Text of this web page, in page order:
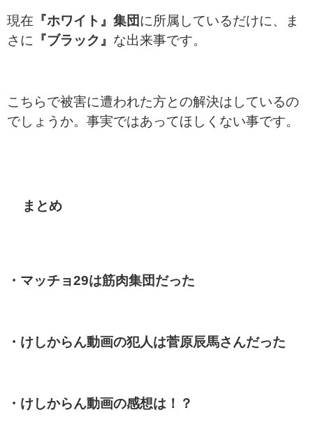
現在 『ホワイト』集団に所属しているだけに、ま
さに 『ブラック』 な出来事です。
こちらで被害に遭われた方との解決はしているの
でしょうか。事実ではあってほしくない事です。
まとめ
・マッチョ29は筋肉集団だった
・けしからん動画の犯人は菅原辰馬さんだった
・けしからん動画の感想は！？